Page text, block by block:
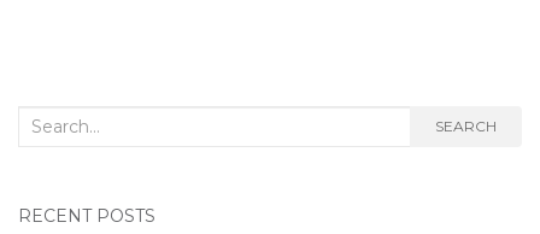
Search for: SEARCH
RECENT POSTS